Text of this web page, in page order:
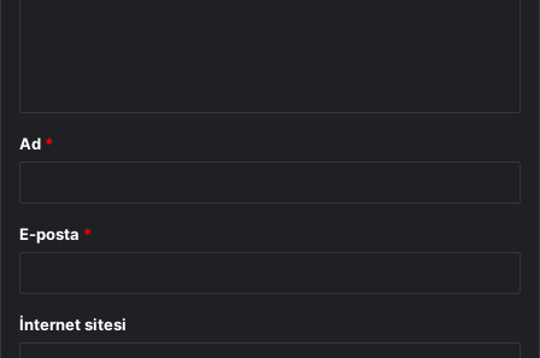
Ad *
E-posta *
İnternet sitesi